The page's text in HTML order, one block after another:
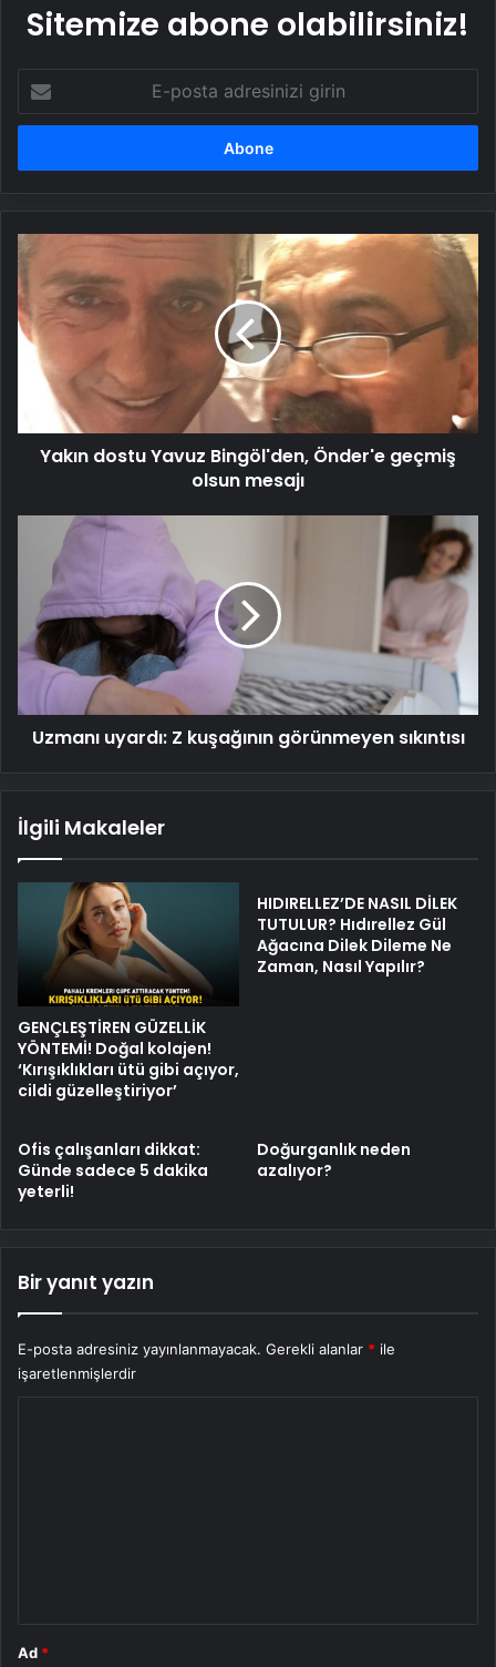
Sitemize abone olabilirsiniz!
posta
adresinizi
dostu
Yavuz
Bingöl'den,
Önder'e
geçmiş
olsun
mesajı
Yakın dostu Yavuz Bingöl'den, Önder'e geçmiş
olsun mesajı
uyardı:
kuşağının
görünmeyen
sıkıntısı
Uzmanı uyardı: Z kuşağının görünmeyen sıkıntısı
İlgili Makaleler
GENÇLEŞTİREN GÜZELLİK
YÖNTEMİ! Doğal kolajen!
‘Kırışıklıkları ütü gibi açıyor,
cildi güzelleştiriyor’
HIDIRELLEZ’DE NASIL DİLEK
TUTULUR? Hıdırellez Gül
Ağacına Dilek Dileme Ne
Zaman, Nasıl Yapılır?
Ofis çalışanları dikkat:
Günde sadece 5 dakika
yeterli!
Doğurganlık neden
azalıyor?
Bir yanıt yazın
E-posta adresiniz yayınlanmayacak. Gerekli alanlar * ile
işaretlenmişlerdir
Ad *